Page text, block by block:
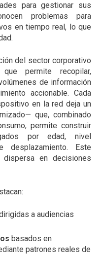
para gestionar sus
problemas para
en tiempo real, lo que
del sector corporativo
que permite recopilar,
de información
accionable. Cada
en la red deja un
que, combinado
permite construir
por edad, nivel
desplazamiento. Este
dispersa en decisiones
a audiencias
basados en
patrones reales de